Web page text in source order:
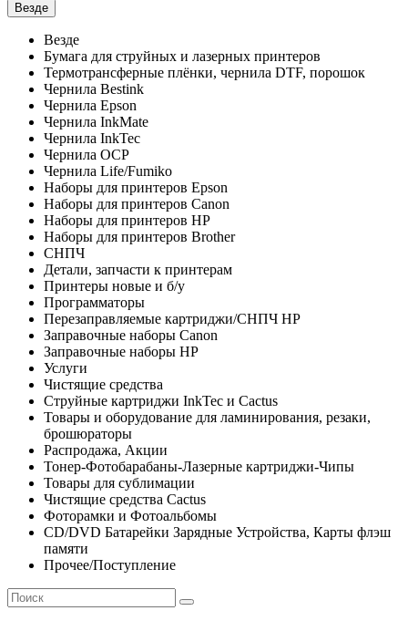
Везде
Везде
Бумага для струйных и лазерных принтеров
Термотрансферные плёнки, чернила DTF, порошок
Чернила Bestink
Чернила Epson
Чернила InkMate
Чернила InkTec
Чернила OCP
Чернила Life/Fumiko
Наборы для принтеров Epson
Наборы для принтеров Canon
Наборы для принтеров HP
Наборы для принтеров Brother
СНПЧ
Детали, запчасти к принтерам
Принтеры новые и б/у
Программаторы
Перезаправляемые картриджи/СНПЧ HP
Заправочные наборы Canon
Заправочные наборы HP
Услуги
Чистящие средства
Струйные картриджи InkTec и Cactus
Товары и оборудование для ламинирования, резаки,
брошюраторы
Распродажа, Акции
Тонер-Фотобарабаны-Лазерные картриджи-Чипы
Товары для сублимации
Чистящие средства Cactus
Фоторамки и Фотоальбомы
CD/DVD Батарейки Зарядные Устройства, Карты флэш
памяти
Прочее/Поступление